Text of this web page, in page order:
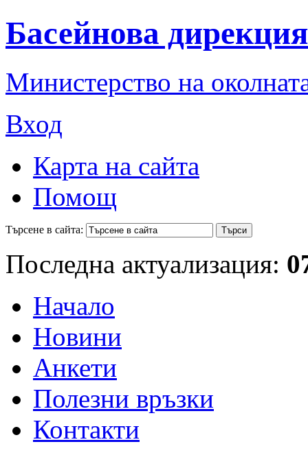
Басейнова
Министерство на
Вход
Карта на сайта
Помощ
Търсене в сайта:
Последна актуализация:
Начало
Новини
Анкети
Полезни връзки
Контакти